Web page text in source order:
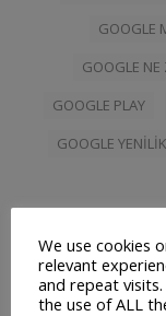
GOOGLE
GOOGLE
GOOGLE PLAY
GOOGLE
İlişkili
We use cookies
relevant
and repeat visits.
the use of ALL